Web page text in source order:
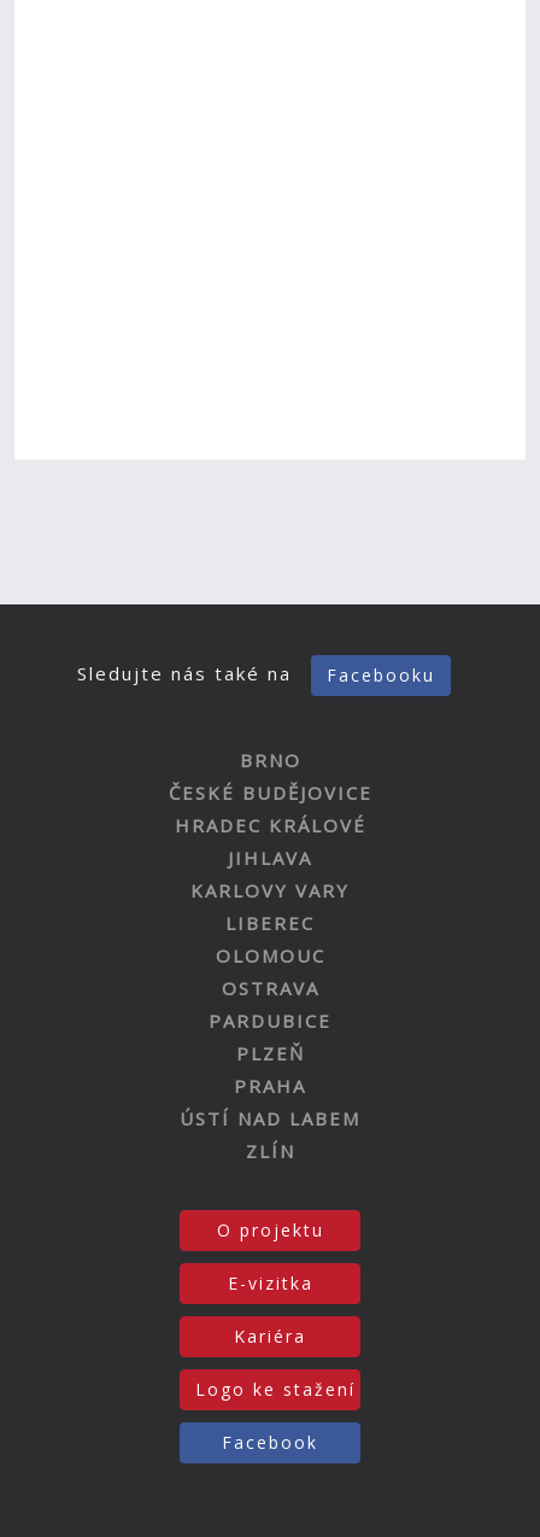
Sledujte nás také na Facebooku
BRNO
ČESKÉ BUDĚJOVICE
HRADEC KRÁLOVÉ
JIHLAVA
KARLOVY VARY
LIBEREC
OLOMOUC
OSTRAVA
PARDUBICE
PLZEŇ
PRAHA
ÚSTÍ NAD LABEM
ZLÍN
O projektu
E-vizitka
Kariéra
Logo ke stažení
Facebook